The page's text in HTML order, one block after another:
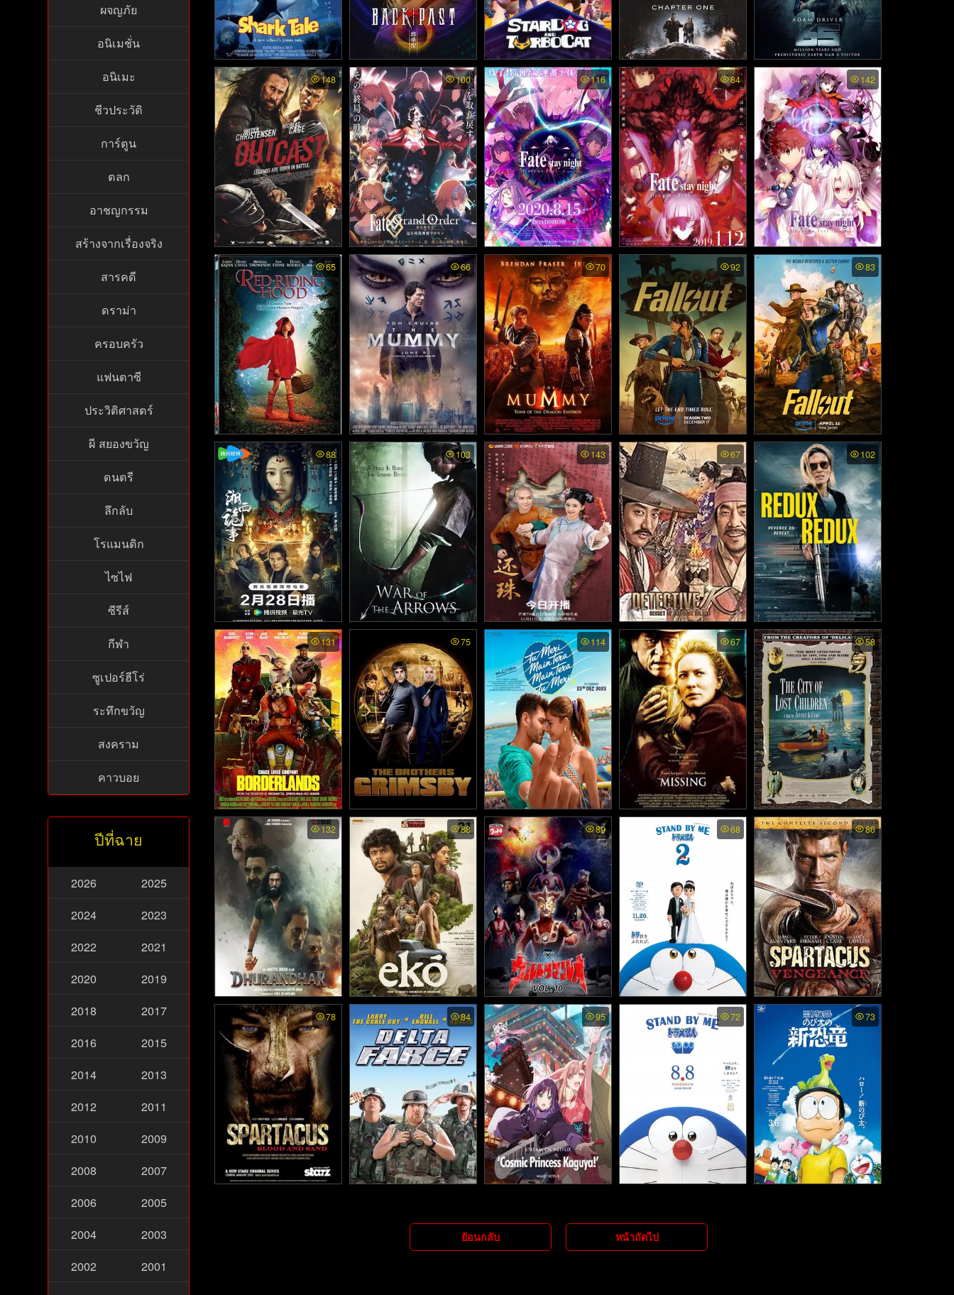
ผจญภัย
อนิเมชั่น
อนิเมะ
ชีวประวัติ
การ์ตูน
ตลก
อาชญกรรม
สร้างจากเรื่องจริง
สารคดี
ดราม่า
ครอบครัว
แฟนตาซี
ประวิติศาสตร์
ผี สยองขวัญ
ดนตรี
ลึกลับ
โรแมนติก
ไซไฟ
ซีรีส์
กีฬา
ซูเปอร์ฮีโร่
ระทึกขวัญ
สงคราม
คาวบอย
ปีที่ฉาย
2026
2025
2024
2023
2022
2021
2020
2019
2018
2017
2016
2015
2014
2013
2012
2011
2010
2009
2008
2007
2006
2005
2004
2003
2002
2001
Shark Tale - ชาร์ค เทล เรื่
องของปลาจอมวุ่นชุลมุนป่ว
นสมุทร (2004)
Back to the Past - เจาะเว
ลาหาจิ๋นซี เดอะมูฟวี่ (202
5)
StarDog and TurboCat (2
019)
One Mile Chapter One (20
26)
65 - 65… ผจญนรกล้านปี
(2023)
148
Outcast พากย์ไทย - อัศวิน
คู่ กู้บัลลังก์ (2014)
100
Fate/Grand Order: Final S
ingularity - Grand Temple
of Time: Solomon ซับไทย
- เฟท/แกรนด์ ออเดอร์: จุดเ
อกฐานสุดท้าย มหาวิหารแห่
งกาลเวลา โซโลมอน (202
1)
116
Fate/stay night: Heaven's
Feel III. spring song ซับไท
ย - เฟทสเตย์ไนท์ เฮเว่นส์ฟี
ล เดอะมูฟวี่ พาร์ตทรี: สปริง
ซอง (2020)
84
Fate/stay night: Heaven's
Feel II. lost butterfly ซับไท
ย - เฟทสเตย์ไนท์ เฮเว่นส์ฟี
ล เดอะมูฟวี่ พาร์ตทู: ลอสต์
บัตเตอร์ฟลาย (2019)
142
Fate/stay night: Heaven's
Feel I. presage flower ซับไ
ทย - เฟทสเตย์ไนท์ เฮเว่นส์
ฟีล เดอะมูฟวี่ พาร์ตวัน: เพร
สเซจฟลาวเวอร์ (2017)
65
Red Riding Hood พากย์ไท
ย - พลิกตำนานเทพนิยายมหั
ศจรรย์ (2006)
66
The Mummy พากย์ไทย - เ
ดอะ มัมมี่ (2017)
70
The Mummy 3: Tomb of T
he Dragon Emperor พากย์
ไทย - เดอะ มัมมี่ คืนชีพจักร
พรรดิมังกร ภาค 3 (2008)
92
Fallout ss2 พากย์ไทย - ฟอ
ลล์เอาท์ ภารกิจฝ่าแดนฝุ่นม
ฤตยู ภาค2 (2025)
83
Fallout พากย์ไทย - ฟอลล์เอ
าท์ ภารกิจฝ่าแดนฝุ่นมฤตยู
(2024)
88
Strange Things in Wester
n Hunan. - คดีลึกลับเซียงซี
(2024)
103
War of The Arrows. - สงค
รามธนูพิฆาต (2011)
143
Returning Pearl พากย์ไทย
- พลิกชะตาองค์หญิงกำมะล
อ (2025)
67
Detective K: Secret Of Th
e Lost Island - ยอดนักสืบพ
ยัคฆ์ร้ายโชซอน ตอน ควา
มลับเกาะหายสาบสูญ (201
5)
102
Redux Redux (2026)
131
Borderlands. (2024)
75
The Brothers Grimsby - พี่
น้องสายลับ (2016)
114
Tu Meri Main Tera Main T
era Tu Meri (2025)
67
The Missing - เดอะ มิสซิ่ง
ล่ามัจจุราชแดนเถื่อน (200
3)
58
The City of Lost Children -
จอมโจรวิปราสขโมยฝัน (1
995)
132
Dhurandhar - ปฏิบัติการก
ล้าสนั่นเมือง (2025)
88
Eko - เสียงสะท้อนจากหุบเ
ขา (2025)
89
ULTRAMAN LEO1974 พา
กย์ไทย - อุลตร้าแมนเลโอ
(1974)
68
Stand by Me Doraemon 2
- โดราเอมอน เพื่อนกันตลอ
ดไป 2 (2020)
86
Spartacus ss2 พากย์ไทย -
สปาร์ตาคัส ขุนศึกชาติทมิฬ
ภาค2 (2012)
78 84 95
โลกเมตาเวิร์ส (2026)
72
พื่อนกันตลอดไป (2014)
73
ย้อนกลับ หน้าถัดไป